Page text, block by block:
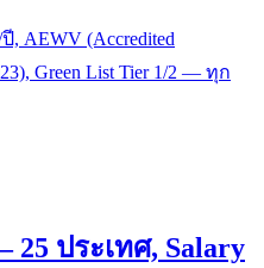
, AEWV (Accredited
Green List Tier 1/2 — ทุก
25 ประเทศ, Salary